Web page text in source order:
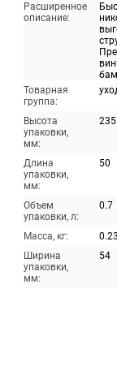
Расширенное
описание:
Товарная
группа:
Высота
упаковки,
мм:
235
Длина
упаковки,
мм:
50
Объем
упаковки, л:
0.7
Масса, кг:
Ширина
упаковки,
мм:
54